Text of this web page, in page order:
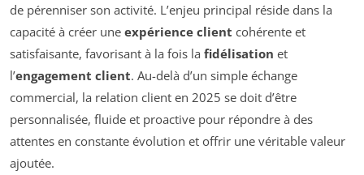
de pérenniser son activité. L’enjeu principal réside dans la
capacité à créer une expérience client cohérente et
satisfaisante, favorisant à la fois la fidélisation et
l’engagement client. Au-delà d’un simple échange
commercial, la relation client en 2025 se doit d’être
personnalisée, fluide et proactive pour répondre à des
attentes en constante évolution et offrir une véritable valeur
ajoutée.